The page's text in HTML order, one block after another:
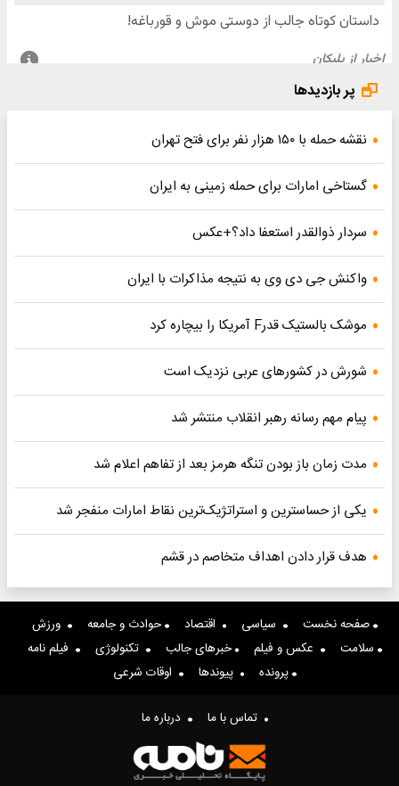
پر بازدیدها
نقشه حمله با ۱۵۰ هزار نفر برای فتح تهران
گستاخی امارات برای حمله زمینی به ایران
سردار ذوالقدر استعفا داد؟+عکس
واکنش جی دی وی به نتیجه مذاکرات با ایران
موشک بالستیک قدرF آمریکا را بیچاره کرد
شورش در کشورهای عربی نزدیک است
پیام مهم رسانه رهبر انقلاب منتشر شد
مدت زمان باز بودن تنگه هرمز بعد از تفاهم اعلام شد
یکی از حساسترین و استراتژیک‌ترین نقاط امارات منفجر شد
هدف قرار دادن اهداف متخاصم در قشم
صفحه نخست سیاسی اقتصاد حوادث و جامعه
ورزش
سلامت
عکس و فیلم خبرهای جالب تکنولوژی
فیلم نامه
پرونده
پیوندها اوقات شرعی
تماس با ما درباره ما